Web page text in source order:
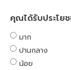
คุณได้รับประโย
มาก
ปานกลาง
น้อย